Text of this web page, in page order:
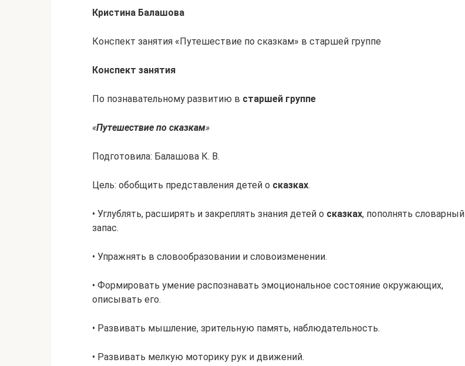
Кристина Балашова
Конспект занятия «Путешествие по сказкам» в старшей группе
Конспект занятия
По познавательному развитию в старшей группе
«Путешествие по сказкам»
Подготовила: Балашова К. В.
Цель: обобщить представления детей о сказках.
• Углублять, расширять и закреплять знания детей о сказках, пополнять словарный
запас.
• Упражнять в словообразовании и словоизменении.
• Формировать умение распознавать эмоциональное состояние окружающих,
описывать его.
• Развивать мышление, зрительную память, наблюдательность.
• Развивать мелкую моторику рук и движений.